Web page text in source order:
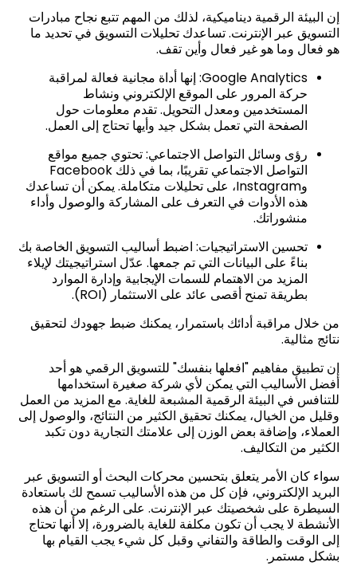
إن البيئة الرقمية ديناميكية، لذلك من المهم تتبع نجاح مبادرات
التسويق عبر الإنترنت. تساعدك تحليلات التسويق في تحديد ما
هو فعال وما هو غير فعال وأين تقف.
Google Analytics: إنها أداة مجانية فعالة لمراقبة
حركة المرور على الموقع الإلكتروني ونشاط
المستخدمين ومعدل التحويل. تقدم معلومات حول
الصفحة التي تعمل بشكل جيد وأيها تحتاج إلى العمل.
رؤى وسائل التواصل الاجتماعي: تحتوي جميع مواقع
التواصل الاجتماعي تقريبًا، بما في ذلك Facebook
وInstagram، على تحليلات متكاملة. يمكن أن تساعدك
هذه الأدوات في التعرف على المشاركة والوصول وأداء
منشوراتك.
تحسين الاستراتيجيات: اضبط أساليب التسويق الخاصة بك
بناءً على البيانات التي تم جمعها. عدّل استراتيجيتك لإيلاء
المزيد من الاهتمام للسمات الإيجابية وإدارة الموارد
بطريقة تمنح أقصى عائد على الاستثمار (ROI).
من خلال مراقبة أدائك باستمرار، يمكنك ضبط جهودك لتحقيق
نتائج مثالية.
إن تطبيق مفاهيم "افعلها بنفسك" للتسويق الرقمي هو أحد
أفضل الأساليب التي يمكن لأي شركة صغيرة استخدامها
للتنافس في البيئة الرقمية المشبعة للغاية. مع المزيد من العمل
وقليل من الخيال، يمكنك تحقيق الكثير من النتائج، والوصول إلى
العملاء، وإضافة بعض الوزن إلى علامتك التجارية دون تكبد
الكثير من التكاليف.
سواء كان الأمر يتعلق بتحسين محركات البحث أو التسويق عبر
البريد الإلكتروني، فإن كل من هذه الأساليب تسمح لك باستعادة
السيطرة على شخصيتك عبر الإنترنت. على الرغم من أن هذه
الأنشطة لا يجب أن تكون مكلفة للغاية بالضرورة، إلا أنها تحتاج
إلى الوقت والطاقة والتفاني وقبل كل شيء يجب القيام بها
بشكل مستمر.